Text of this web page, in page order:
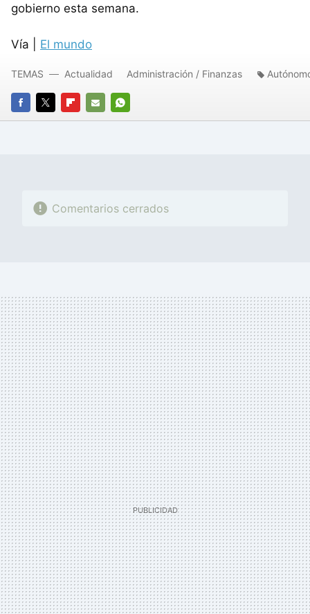
gobierno esta semana.
Vía | El mundo
FACEBOOK
TWITTERFLIPBOARD
E-
WHATSAPP
TEMAS Actualidad Administración / Finanzas
Comentarios cerrados